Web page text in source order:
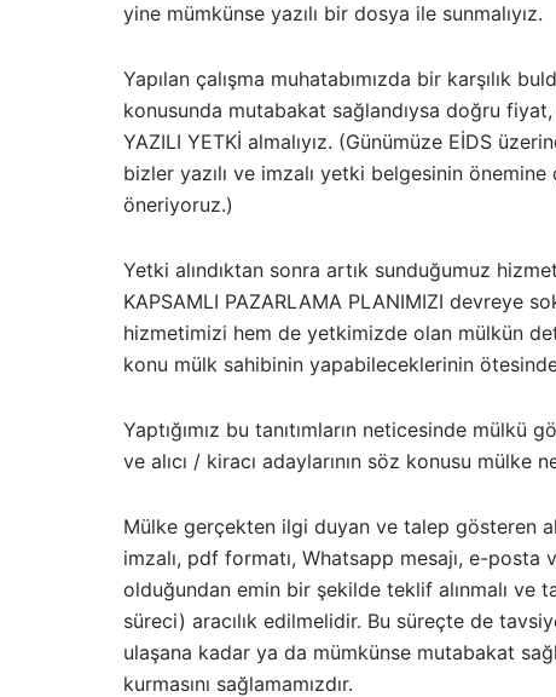
yine mümkünse yazılı bir dosya ile sunmalıyız.
Yapılan çalışma muhatabımızda bir karşılık
konusunda mutabakat sağlandıysa doğru
YAZILI YETKİ almalıyız. (Günümüze EİDS
bizler yazılı ve imzalı yetki belgesinin
öneriyoruz.)
Yetki alındıktan sonra artık sunduğumuz
KAPSAMLI PAZARLAMA PLANIMIZI devreye
hizmetimizi hem de yetkimizde olan mülkün
konu mülk sahibinin yapabileceklerinin
Yaptığımız bu tanıtımların neticesinde mülkü
ve alıcı / kiracı adaylarının söz konusu mülke
Mülke gerçekten ilgi duyan ve talep gösteren
imzalı, pdf formatı, Whatsapp mesajı, e-
olduğundan emin bir şekilde teklif alınmalı ve
süreci) aracılık edilmelidir. Bu süreçte de
ulaşana kadar ya da mümkünse mutabakat
kurmasını sağlamamızdır.